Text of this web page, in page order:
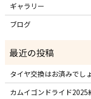
ギャラリー
ブログ
タイヤ交換はお済みでし
カムイゴンドライド2025